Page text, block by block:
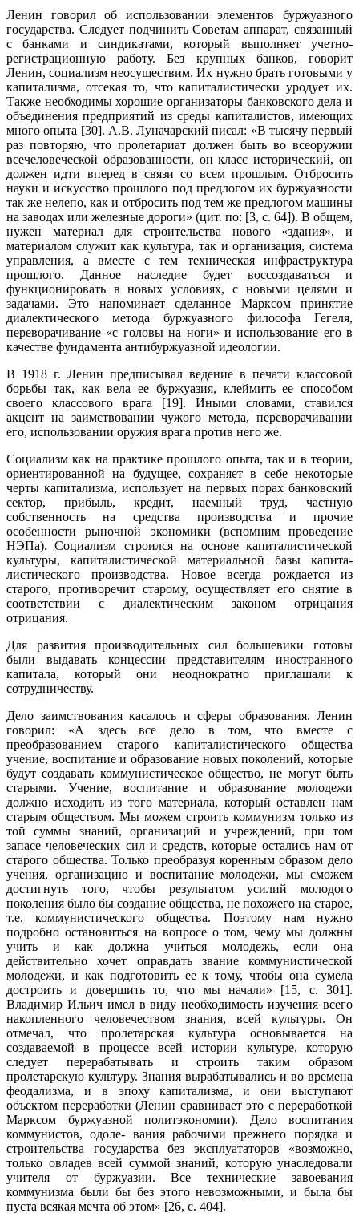
Ленин говорил об использовании элементов буржуазного
государства. Следует подчинить Советам аппарат, связанный
с банками и синдикатами, кото­рый выполняет учетно-
регистрационную работу. Без крупных банков, говорит
Ленин, социализм неосуществим. Их нужно брать готовыми у
капитализма, отсекая то, что капиталистически уродует их.
Также необходимы хорошие организаторы банковского дела и
объединения предприятий из среды капи­талистов, имеющих
много опыта [30]. А.В. Луначарский писал: «В тысячу первый
раз повторяю, что пролетариат должен быть во всеоружии
всечеловеческой образованности, он класс исторический, он
должен идти вперед в связи со всем прошлым. Отбросить
науки и искусство прошлого под предлогом их буржуазности
так же нелепо, как и отбросить под тем же предлогом машины
на заводах или железные дороги» (цит. по: [3, с. 64]). В общем,
нужен материал для строительства нового «здания», и
материалом служит как культура, так и организация, система
управления, а вместе с тем техническая инфраструктура
прошлого. Данное наследие будет воссоздаваться и
функционировать в новых условиях, с новыми целями и
задачами. Это напоминает сделанное Марксом принятие
диалектического метода буржуазного философа Гегеля,
перево­рачивание «с головы на ноги» и использование его в
качестве фундамента антибуржуазной идеологии.
В 1918 г. Ленин предписывал ведение в печати классовой
борьбы так, как вела ее буржуазия, клеймить ее способом
своего классового врага [19]. Иными словами, ставился
акцент на заимствовании чужого метода, переворачивании
его, использовании оружия врага против него же.
Социализм как на практике прошлого опыта, так и в теории,
ориентирован­ной на будущее, сохраняет в себе некоторые
черты капитализма, использует на первых порах банковский
сектор, прибыль, кредит, наемный труд, частную
собственность на средства производства и прочие
особенности рыночной экономики (вспомним проведение
НЭПа). Социализм строился на основе капиталистической
культуры, капиталистической материальной базы капита­
листического производства. Новое всегда рождается из
старого, противоречит старому, осуществляет его снятие в
соответствии с диалектическим законом отрицания
отрицания.
Для развития производительных сил большевики готовы
были выдавать концессии представителям иностранного
капитала, который они неоднократно приглашали к
сотрудничеству.
Дело заимствования касалось и сферы образования. Ленин
говорил: «А здесь все дело в том, что вместе с
преобразованием старого капиталистического общества
учение, воспитание и образование новых поколений, которые
будут создавать коммунистическое общество, не могут быть
старыми. Учение, воспи­тание и образование молодежи
должно исходить из того материала, который оставлен нам
старым обществом. Мы можем строить коммунизм только из
той суммы знаний, организаций и учреждений, при том
запасе человеческих сил и средств, которые остались нам от
старого общества. Только преобра­зуя коренным образом дело
учения, организацию и воспитание молодежи, мы сможем
достигнуть того, чтобы результатом усилий молодого
поколения было бы создание общества, не похожего на старое,
т.е. коммунистического общества. Поэтому нам нужно
подробно остановиться на вопросе о том, чему мы должны
учить и как должна учиться молодежь, если она
действительно хочет оправдать звание коммунистической
молодежи, и как подготовить ее к тому, чтобы она сумела
достроить и довершить то, что мы начали» [15, с. 301].
Владимир Ильич имел в виду необходимость изучения всего
накопленного человечеством знания, всей культуры. Он
отмечал, что пролетарская культу­ра основывается на
создаваемой в процессе всей истории культуре, которую
следует перерабатывать и строить таким образом
пролетарскую культуру. Знания вырабатывались и во времена
феодализма, и в эпоху капитализма, и они выступают
объектом переработки (Ленин сравнивает это с переработкой
Марксом буржуазной политэкономии). Дело воспитания
коммунистов, одоле- вания рабочими прежнего порядка и
строительства государства без эксплуата­торов «возможно,
только овладев всей суммой знаний, которую унаследовали
учителя от буржуазии. Все технические завоевания
коммунизма были бы без этого невозможными, и была бы
пуста всякая мечта об этом» [26, с. 404].